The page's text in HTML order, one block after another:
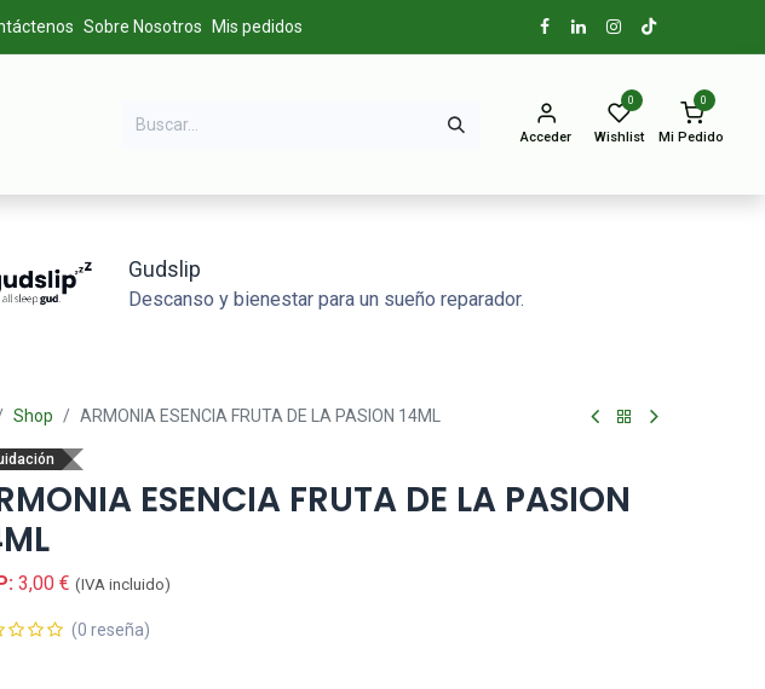
Sobre Nosotros Mis pedidos
Acceder
0
Wishlist
0
Mi Pedido
Gudslip
Descanso y bienestar para un sueño reparador.
Shop ARMONIA ESENCIA FRUTA DE LA PASION 14ML
ESENCIA FRUTA DE LA PASION
3,00 € (IVA incluido)
(0 reseña)